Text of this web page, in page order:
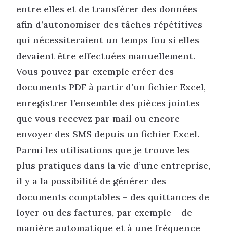
entre elles et de transférer des données
afin d’autonomiser des tâches répétitives
qui nécessiteraient un temps fou si elles
devaient être effectuées manuellement.
Vous pouvez par exemple créer des
documents PDF à partir d’un fichier Excel,
enregistrer l’ensemble des pièces jointes
que vous recevez par mail ou encore
envoyer des SMS depuis un fichier Excel.
Parmi les utilisations que je trouve les
plus pratiques dans la vie d’une entreprise,
il y a la possibilité de générer des
documents comptables – des quittances de
loyer ou des factures, par exemple – de
manière automatique et à une fréquence